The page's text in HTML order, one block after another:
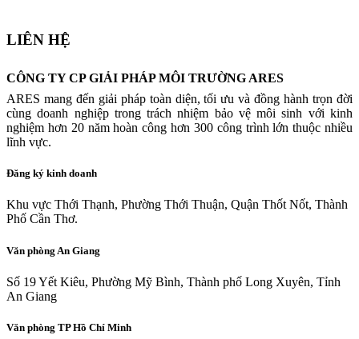
LIÊN HỆ
CÔNG TY CP GIẢI PHÁP MÔI TRƯỜNG ARES
ARES mang đến giải pháp toàn diện, tối ưu và đồng hành trọn đời
cùng doanh nghiệp trong trách nhiệm bảo vệ môi sinh với kinh
nghiệm hơn 20 năm hoàn công hơn 300 công trình lớn thuộc nhiều
lĩnh vực.
Đăng ký kinh doanh
Khu vực Thới Thạnh, Phường Thới Thuận, Quận Thốt Nốt, Thành
Phố Cần Thơ.
Văn phòng An Giang
Số 19 Yết Kiêu, Phường Mỹ Bình, Thành phố Long Xuyên, Tỉnh
An Giang
Văn phòng TP Hồ Chí Minh